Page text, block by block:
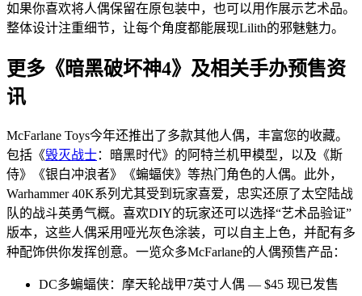
如果你喜欢将人偶保留在原包装中，也可以用作展示艺术品。
整体设计注重细节，让每个角度都能展现Lilith的邪魅魅力。
更多《暗黑破坏神4》及相关手办预售资
讯
McFarlane Toys今年还推出了多款其他人偶，丰富您的收藏。
包括《毁灭战士：暗黑时代》的阿特兰机甲模型，以及《斯
侍》《银白冲浪者》《蝙蝠侠》等热门角色的人偶。此外，
Warhammer 40K系列尤其受到玩家喜爱，忠实还原了太空陆战
队的战斗英勇气概。喜欢DIY的玩家还可以选择“艺术品验证”
版本，这些人偶采用哑光灰色涂装，可以自主上色，并配有多
种配饰供你发挥创意。一览众多McFarlane的人偶预售产品：
DC多蝙蝠侠：摩天轮战甲7英寸人偶 — $45 现已发售